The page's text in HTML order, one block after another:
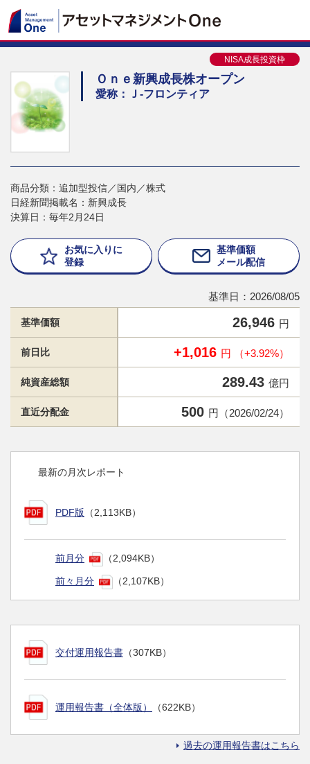
NISA成長投資枠
Ｏｎｅ新興成長株オープン
愛称：Ｊ-フロンティア
商品分類：追加型投信／国内／株式
日経新聞掲載名：新興成長
決算日：毎年2月24日
お気に入りに
登録
基準価額
メール配信
基準日：2026/08/05
基準価額 26,946 円
前日比 +1,016 円 （+3.92%）
純資産総額 289.43 億円
直近分配金 500 円（2026/02/24）
最新の月次レポート
PDF版 （2,113KB）
前月分 （2,094KB）
前々月分 （2,107KB）
交付運用報告書 （307KB）
運用報告書（全体版） （622KB）
過去の運用報告書はこちら